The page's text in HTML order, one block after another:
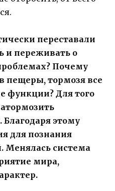
переставали
и переживать о
Почему
пещеры, тормозя все
функции? Для того
этому
для познания
Менялась система
мира,